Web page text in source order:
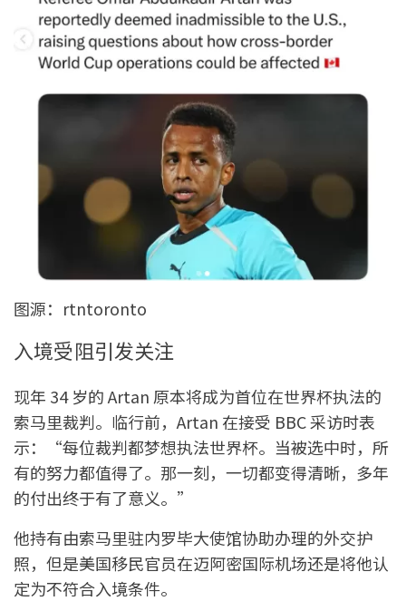
图源：rtntoronto
入境受阻引发关注
现年 34 岁的 Artan 原本将成为首位在世界杯执法的
索马里裁判。临行前，Artan 在接受 BBC 采访时表
示：“每位裁判都梦想执法世界杯。当被选中时，所
有的努力都值得了。那一刻，一切都变得清晰，多年
的付出终于有了意义。”
他持有由索马里驻内罗毕大使馆协助办理的外交护
照，但是美国移民官员在迈阿密国际机场还是将他认
定为不符合入境条件。